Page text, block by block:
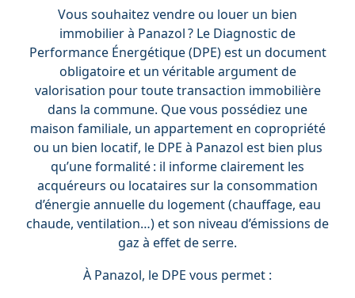
Vous souhaitez vendre ou louer un bien
immobilier à Panazol ? Le Diagnostic de
Performance Énergétique (DPE) est un document
obligatoire et un véritable argument de
valorisation pour toute transaction immobilière
dans la commune. Que vous possédiez une
maison familiale, un appartement en copropriété
ou un bien locatif, le DPE à Panazol est bien plus
qu’une formalité : il informe clairement les
acquéreurs ou locataires sur la consommation
d’énergie annuelle du logement (chauffage, eau
chaude, ventilation…) et son niveau d’émissions de
gaz à effet de serre.
À Panazol, le DPE vous permet :